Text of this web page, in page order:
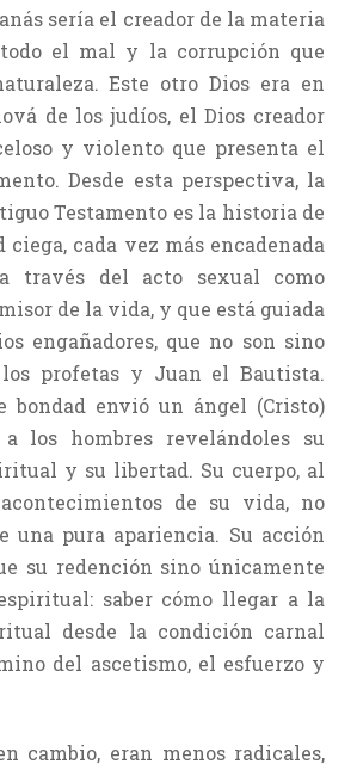
sería el creador de la materia
el mal y la corrupción que
Este otro Dios era en
de los judíos, el Dios creador
y violento que presenta el
Desde esta perspectiva, la
Testamento es la historia de
cada vez más encadenada
través del acto sexual como
de la vida, y que está guiada
engañadores, que no son sino
profetas y Juan el Bautista.
bondad envió un ángel (Cristo)
los hombres revelándoles su
y su libertad. Su cuerpo, al
de su vida, no
una pura apariencia. Su acción
su redención sino únicamente
saber cómo llegar a la
desde la condición carnal
del ascetismo, el esfuerzo y
cambio, eran menos radicales,